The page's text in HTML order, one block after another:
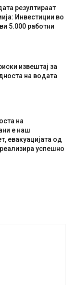
резултираат
Инвестиции во
5.000 работни
извештај за
на водата
на
е наш
евакуацијата од
успешно